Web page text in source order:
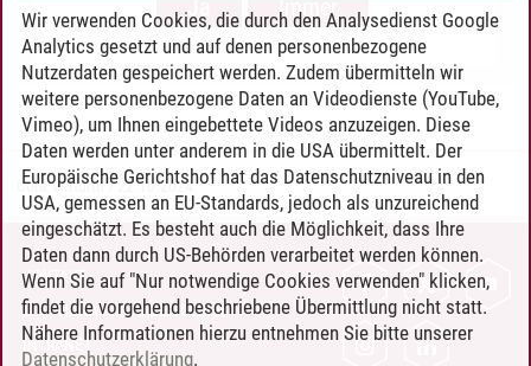
Videos anzuzeigen. Der Europäische Gerichtshof
hat das Datenschutzniveau in den USA, gemessen
an EU-Standards, jedoch als unzureichend
eingeschätzt. Es besteht auch die Möglichkeit,
dass Ihre Daten dann durch US-Behörden
verarbeitet werden können. Klicken Sie auf „Ja“
erfolgt die Weitergabe nur für die Anzeige dieses
Videos. Bei Klick auf „Immer“ erfolgt die
Weitergabe generell bei Anzeige von Youtube-
Videos auf unserer Seite. Nähere Informationen
hierzu entnehmen Sie bitte unserer
Datenschutzerklärung.
Immer
Cora Verfürth/ 22.10.2024
KONTAKT
LEUPHANA ALS ARBEITGEBER
INTRANET
Wir verwenden Cookies, die durch den Analysedienst Google
Analytics gesetzt und auf denen personenbezogene
Nutzerdaten gespeichert werden. Zudem übermitteln wir
weitere personenbezogene Daten an Videodienste (YouTube,
Vimeo), um Ihnen eingebettete Videos anzuzeigen. Diese
Daten werden unter anderem in die USA übermittelt. Der
Europäische Gerichtshof hat das Datenschutzniveau in den
USA, gemessen an EU-Standards, jedoch als unzureichend
eingeschätzt. Es besteht auch die Möglichkeit, dass Ihre
Daten dann durch US-Behörden verarbeitet werden können.
Wenn Sie auf "Nur notwendige Cookies verwenden" klicken,
findet die vorgehend beschriebene Übermittlung nicht statt.
Nähere Informationen hierzu entnehmen Sie bitte unserer
Datenschutzerklärung.